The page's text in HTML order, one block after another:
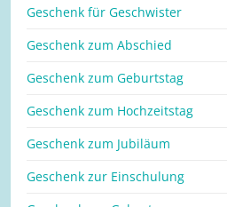
Geschenk für Geschwister
Geschenk zum Abschied
Geschenk zum Geburtstag
Geschenk zum Hochzeitstag
Geschenk zum Jubiläum
Geschenk zur Einschulung